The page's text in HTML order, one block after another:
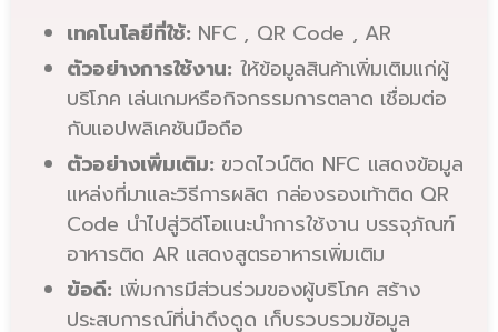
เทคโนโลยีที่ใช้: NFC , QR Code , AR
ตัวอย่างการใช้งาน: ให้ข้อมูลสินค้าเพิ่มเติมแก่ผู้
บริโภค เล่นเกมหรือกิจกรรมการตลาด เชื่อมต่อ
กับแอปพลิเคชันมือถือ
ตัวอย่างเพิ่มเติม: ขวดไวน์ติด NFC แสดงข้อมูล
แหล่งที่มาและวิธีการผลิต กล่องรองเท้าติด QR
Code นำไปสู่วิดีโอแนะนำการใช้งาน บรรจุภัณฑ์
อาหารติด AR แสดงสูตรอาหารเพิ่มเติม
ข้อดี: เพิ่มการมีส่วนร่วมของผู้บริโภค สร้าง
ประสบการณ์ที่น่าดึงดูด เก็บรวบรวมข้อมูล